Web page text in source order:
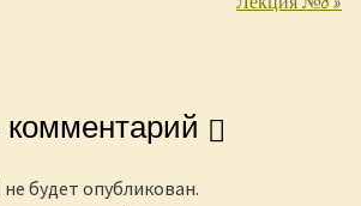
будет опубликован.